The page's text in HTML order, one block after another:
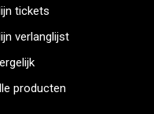
tickets
verlanglijst
producten